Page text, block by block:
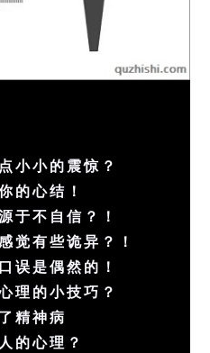
小小的震惊？
的心结！
于不自信？！
觉有些诡异？！
误是偶然的！
理的小技巧？
精神病
的心理？